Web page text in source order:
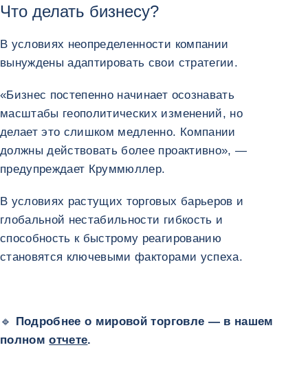
Что делать бизнесу?
В условиях неопределенности компании
вынуждены адаптировать свои стратегии.
«Бизнес постепенно начинает осознавать
масштабы геополитических изменений, но
делает это слишком медленно. Компании
должны действовать более проактивно», —
предупреждает Круммюллер.
В условиях растущих торговых барьеров и
глобальной нестабильности гибкость и
способность к быстрому реагированию
становятся ключевыми факторами успеха.
🔹 Подробнее о мировой торговле — в нашем
полномотчете.